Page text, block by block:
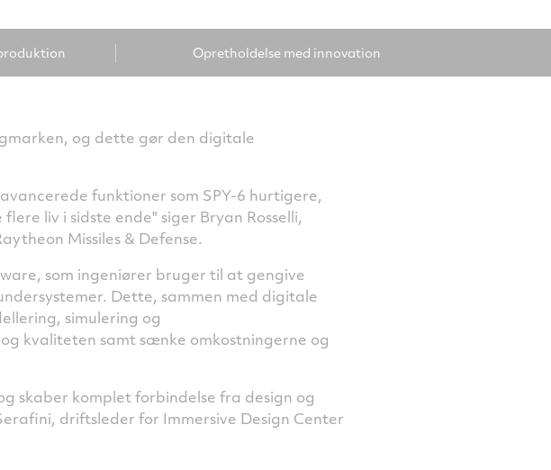
Opretholdelse med innovation
og dette gør den digitale
funktioner som SPY-6 hurtigere,
liv i sidste ende" siger Bryan Rosselli,
Missiles & Defense.
som ingeniører bruger til at gengive
Dette, sammen med digitale
simulering og
kvaliteten samt sænke omkostningerne og
skaber komplet forbindelse fra design og
driftsleder for Immersive Design Center